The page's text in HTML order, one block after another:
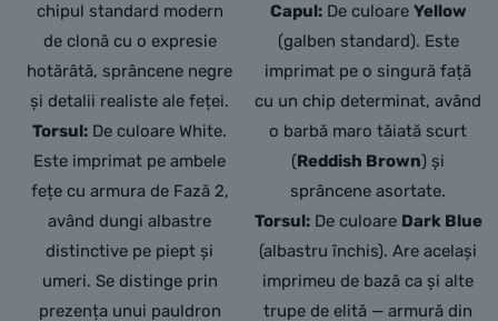
chipul standard modern
de clonă cu o expresie
hotărâtă, sprâncene negre
și detalii realiste ale feței.
Torsul: De culoare White.
Este imprimat pe ambele
fețe cu armura de Fază 2,
având dungi albastre
distinctive pe piept și
umeri. Se distinge prin
prezența unui pauldron
Capul:De culoare Yellow
(galben standard). Este
imprimat pe o singură față
cu un chip determinat, având
o barbă maro tăiată scurt
(Reddish Brown) și
sprâncene asortate.
Torsul:De culoare Dark Blue
(albastru închis). Are același
imprimeu de bază ca și alte
trupe de elită — armură din